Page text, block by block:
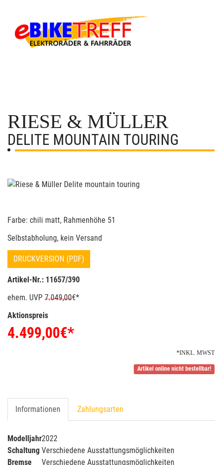
RIESE & MÜLLER
DELITE MOUNTAIN TOURING
Farbe: chili matt, Rahmenhöhe 51
Selbstabholung, kein Versand
DRUCKVERSION (PDF)
Artikel-Nr.: 11657/390
ehem. UVP 7.049,00€*
Aktionspreis
4.499,00€*
*INKL. MWST
Artikel online nicht bestellbar!
Informationen Zahlungsarten
Modelljahr2022
Schaltung Verschiedene Ausstattungsmöglichkeiten
Bremse
Verschiedene Ausstattungsmöglichkeiten